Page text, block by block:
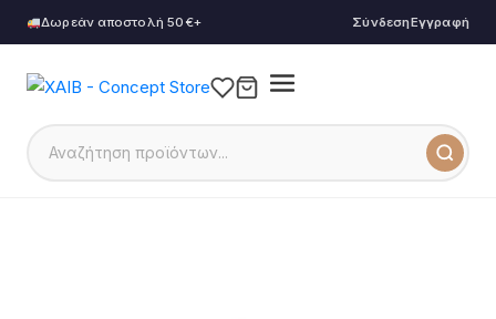
Δωρεάν αποστολή 50€+ ΣύνδεσηΕγγραφή